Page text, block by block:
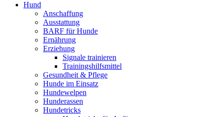
Hund
Anschaffung
Ausstattung
BARF für Hunde
Ernährung
Erziehung
Signale trainieren
Trainingshilfsmittel
Gesundheit & Pflege
Hunde im Einsatz
Hundewelpen
Hunderassen
Hundetricks